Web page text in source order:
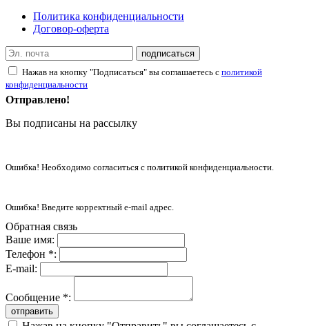
Политика конфиденциальности
Договор-оферта
подписаться
Нажав на кнопку "Подписаться" вы соглашаетесь с политикой
конфиденциальности
Отправлено!
Вы подписаны на рассылку
Ошибка! Необходимо согласиться с политикой конфиденциальности.
Ошибка! Введите корректный e-mail адрес.
Обратная связь
Ваше имя:
Телефон *:
E-mail:
Сообщение *:
отправить